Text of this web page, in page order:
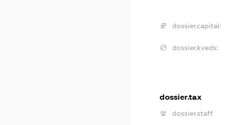
dossier.capital:
dossier.kveds:
dossier.tax
dossier.staff